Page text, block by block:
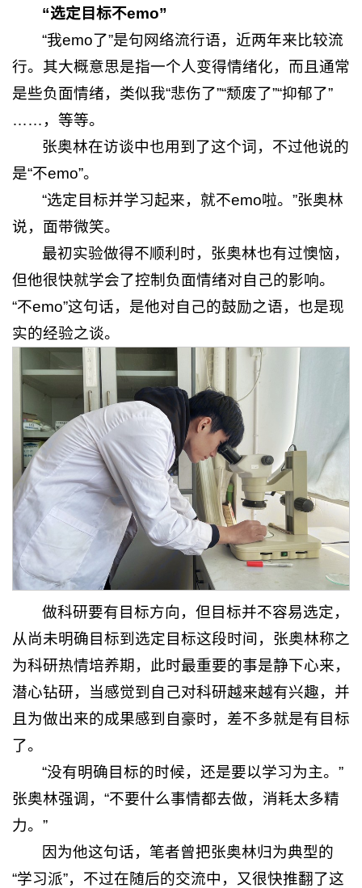
“选定目标不emo”
“我emo了”是句网络流行语，近两年来比较流
行。其大概意思是指一个人变得情绪化，而且通常
是些负面情绪，类似我“悲伤了”“颓废了”“抑郁了”
……，等等。
张奥林在访谈中也用到了这个词，不过他说的
是“不emo”。
“选定目标并学习起来，就不emo啦。”张奥林
说，面带微笑。
最初实验做得不顺利时，张奥林也有过懊恼，
但他很快就学会了控制负面情绪对自己的影响。
“不emo”这句话，是他对自己的鼓励之语，也是现
实的经验之谈。
做科研要有目标方向，但目标并不容易选定，
从尚未明确目标到选定目标这段时间，张奥林称之
为科研热情培养期，此时最重要的事是静下心来，
潜心钻研，当感觉到自己对科研越来越有兴趣，并
且为做出来的成果感到自豪时，差不多就是有目标
了。
“没有明确目标的时候，还是要以学习为主。”
张奥林强调，“不要什么事情都去做，消耗太多精
力。”
因为他这句话，笔者曾把张奥林归为典型的
“学习派”，不过在随后的交流中，又很快推翻了这